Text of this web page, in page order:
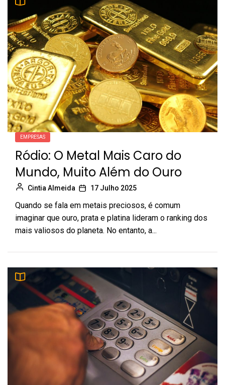
EMPRESAS
Ródio: O Metal Mais Caro do
Mundo, Muito Além do Ouro
Cintia Almeida 17 Julho 2025
Quando se fala em metais preciosos, é comum
imaginar que ouro, prata e platina lideram o ranking dos
mais valiosos do planeta. No entanto, a...